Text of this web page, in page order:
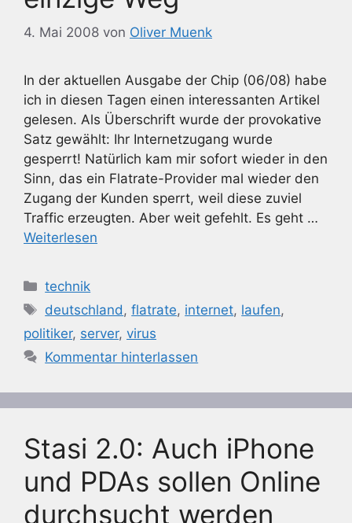
4. Mai 2008 von Oliver Muenk
In der aktuellen Ausgabe der Chip (06/08) habe
ich in diesen Tagen einen interessanten Artikel
gelesen. Als Überschrift wurde der provokative
Satz gewählt: Ihr Internetzugang wurde
gesperrt! Natürlich kam mir sofort wieder in den
Sinn, das ein Flatrate-Provider mal wieder den
Zugang der Kunden sperrt, weil diese zuviel
Traffic erzeugten. Aber weit gefehlt. Es geht …
Weiterlesen
Kategorien
technik
Schlagwörter
deutschland,flatrate, internet, laufen,
politiker, server, virus
Kommentar hinterlassen
Stasi 2.0: Auch iPhone
und PDAs sollen Online
durchsucht werden